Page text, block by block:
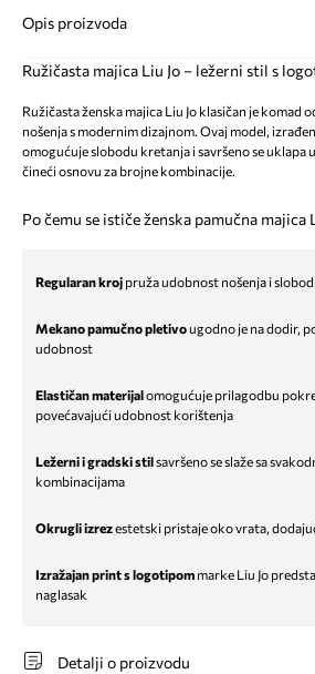
Opis proizvoda
Ružičasta majica Liu Jo – ležerni stil s
Ružičasta ženska majica Liu Jo klasičan je komad
nošenja s modernim dizajnom. Ovaj model,
omogućuje slobodu kretanja i savršeno se uklapa
čineći osnovu za brojne kombinacije.
Po čemu se ističe ženska pamučna majica
Regularan kroj pruža udobnost nošenja i
Mekano pamučno pletivougodno je na dodir,
udobnost
Elastičan materijalomogućuje prilagodbu
povećavajući udobnost korištenja
Ležerni i gradski stilsavršeno se slaže sa
kombinacijama
Okrugli izrezestetski pristaje oko vrata,
Izražajan print s logotipom marke Liu Jo
naglasak
Detalji o proizvodu